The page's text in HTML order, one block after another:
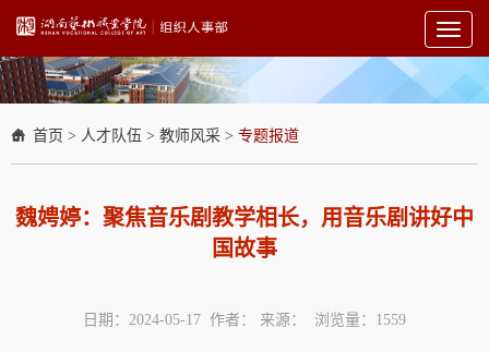
Toggle
首页 > 人才队伍 > 教师风采 > 专题报道
魏娉婷：聚焦音乐剧教学相长，用音乐剧讲好中
国故事
日期：2024-05-17 作者： 来源： 浏览量： 1559